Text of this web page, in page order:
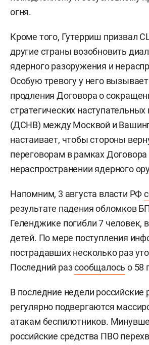
огня.
Кроме того, Гутерриш призвал
другие страны возобновить
ядерного разоружения и
Особую тревогу у него вызывает
продления Договора о
стратегических
(ДСНВ) между Москвой и
настаивает, чтобы стороны
переговорам в рамках Договора
нераспространении ядерного
Напомним, 3 августа власти РФ
результате падения обломков
Геленджике погибли 7 человек,
детей. По мере поступления
пострадавших несколько раз
Последний разсообщалось о 58
В последние недели российские
регулярно подвергаются
атакам беспилотников.
российские средства ПВО